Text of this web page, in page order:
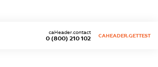
0 (800) 210 102
caHeader.contact
CAHEADER.GETTEST